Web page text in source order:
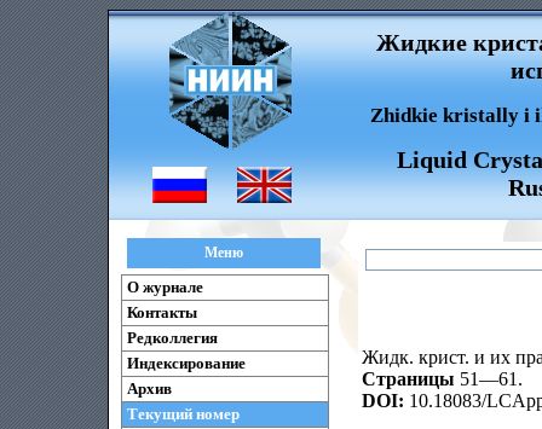
Жидкие
Zhidkie kristally i
Liquid
Меню
О журнале
Контакты
Редколлегия
Индексирование
Архив
Текущий номер
Жидк. крист. и их
Страницы 51—61.
DOI: 10.18083/